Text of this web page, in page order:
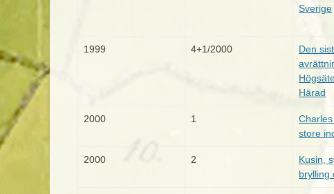
Sverige
1999 4+1/2000
Den
Härad
2000 1
store
2000 2
Kusin,
brylling